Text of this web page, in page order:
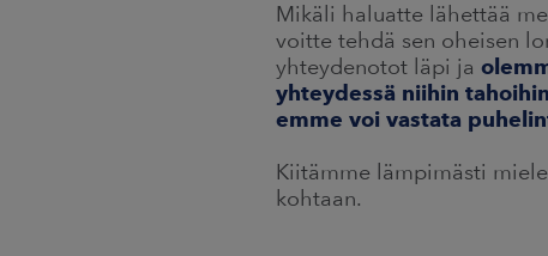
Mikäli haluatte lähettää
voitte tehdä sen oheisen
yhteydenotot läpi ja
yhteydessä niihin
emme voi vastata
Kiitämme lämpimästi
kohtaan.